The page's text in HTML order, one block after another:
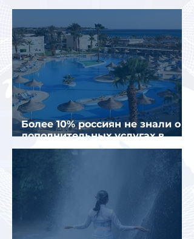
полугодии 2026 года
Более 10% россиян не знали о
дополнительных услугах в
отелях